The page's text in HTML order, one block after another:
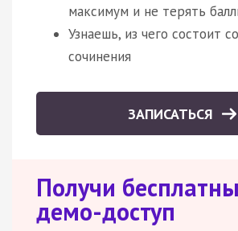
максимум и не терять
Узнаешь, из чего состоит
сочинения
ЗАПИСАТЬСЯ
Получи
демо-доступ